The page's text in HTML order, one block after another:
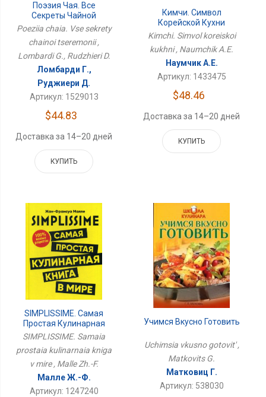
Поэзия Чая. Все
Секреты Чайной
Церемонии
Poeziia chaia. Vse sekrety
chainoi tseremonii ,
Lombardi G., Rudzhieri D.
Ломбарди Г.,
Руджиери Д.
Артикул: 1529013
$44.83
Доставка за 14–20 дней
КУПИТЬ
Кимчи. Символ
Корейской Кухни
Kimchi. Simvol koreiskoi
kukhni , Naumchik A.E.
Наумчик А.Е.
Артикул: 1433475
$48.46
Доставка за 14–20 дней
КУПИТЬ
SIMPLISSIME. Самая
Простая Кулинарная
Книга В Мире
SIMPLISSIME. Samaia
prostaia kulinarnaia kniga
v mire , Malle Zh.-F.
Малле Ж.-Ф.
Артикул: 1247240
Учимся Вкусно Готовить
Uchimsia vkusno gotovit' ,
Matkovits G.
Матковиц Г.
Артикул: 538030